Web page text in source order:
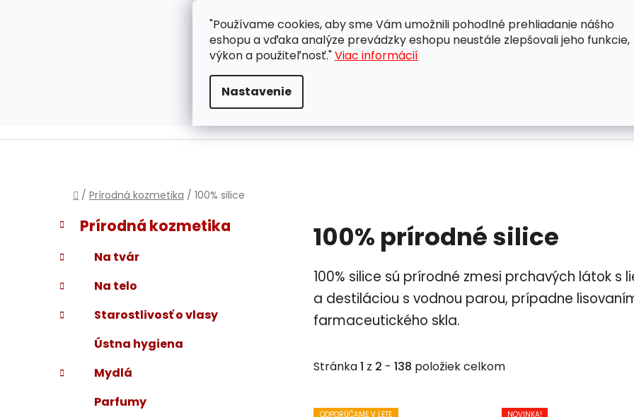
"Používame cookies, aby sme Vám umožnili pohodlné prehliadanie nášho
eshopu a vďaka analýze prevádzky eshopu neustále zlepšovali jeho funkcie,
výkon a použiteľnosť."Viac informácií
Nastavenie
ZÁKAZNÍCKA PODPORA OBCHODNÉ PODMIENKY OCHRANA OSOBNÝCH
Domov
/ Prírodná kozmetika / 100% silice
B
o
č
ý
p
e
l
Preskočiť
kategórie
K
a
t
e
g
ó
r
i
Prírodná kozmetika
Na tvár
Na telo
Starostlivosť o vlasy
Ústna hygiena
Mydlá
Parfumy
100% prírodné silice
100% silice sú prírodné zmesi prchavých látok s
a destiláciou s vodnou parou, prípadne
farmaceutického skla.
Stránka1 z 2 - 138 položiek celkom
VODPORÚČAME V LETE
NOVINKA!